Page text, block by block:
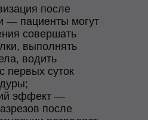
после
— пациенты могут
совершать
выполнять
водить
первых суток
эффект —
после